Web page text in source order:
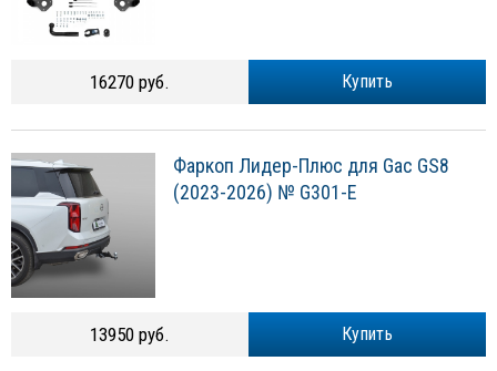
Купить
16270 руб.
Фаркоп Лидер-Плюс для Gac GS8
(2023-2026) № G301-E
Купить
13950 руб.